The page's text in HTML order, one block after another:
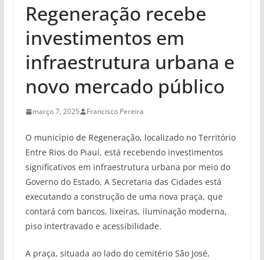
Regeneração recebe
investimentos em
infraestrutura urbana e
novo mercado público
março 7, 2025 Francisco Pereira
O município de Regeneração, localizado no Território
Entre Rios do Piauí, está recebendo investimentos
significativos em infraestrutura urbana por meio do
Governo do Estado. A Secretaria das Cidades está
executando a construção de uma nova praça, que
contará com bancos, lixeiras, iluminação moderna,
piso intertravado e acessibilidade.
A praça, situada ao lado do cemitério São José,